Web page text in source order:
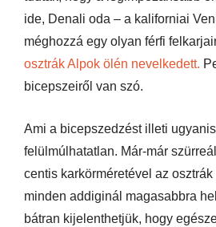
ide, Denali oda – a kaliforniai
méghozzá egy olyan férfi
osztrák Alpok ölén nevelkedett.
bicepszeiről van szó.
Ami a bicepszedzést illeti
felülmúlhatatlan. Már-már
centis karkörméretével az
minden addiginál magasabbra
bátran kijelenthetjük, hogy